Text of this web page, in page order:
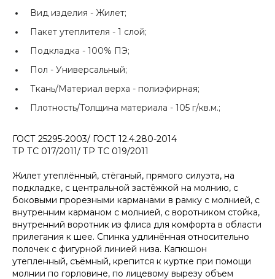
Вид изделия - Жилет;
Пакет утеплителя - 1 слой;
Подкладка - 100% ПЭ;
Пол - Универсальный;
Ткань/Материал верха - полиэфирная;
Плотность/Толщина материала - 105 г/кв.м.;
ГОСТ 25295-2003/ ГОСТ 12.4.280-2014
ТР ТС 017/2011/ ТР ТС 019/2011
Жилет утеплённый, стёганый, прямого силуэта, на
подкладке, с центральной застёжкой на молнию, с
боковыми прорезными карманами в рамку с молнией, с
внутренним карманом с молнией, с воротником стойка,
внутренний воротник из флиса для комфорта в области
прилегания к шее. Спинка удлинённая относительно
полочек с фигурной линией низа. Капюшон
утепленный, съёмный, крепится к куртке при помощи
молнии по горловине, по лицевому вырезу объем